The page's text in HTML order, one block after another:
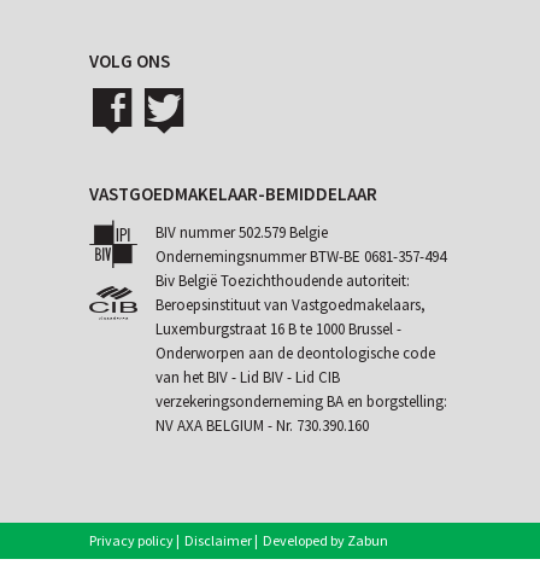
VOLG ONS
VASTGOEDMAKELAAR-BEMIDDELAAR
BIV nummer 502.579 Belgie
Ondernemingsnummer BTW-BE 0681-357-494
Biv België Toezichthoudende autoriteit:
Beroepsinstituut van Vastgoedmakelaars,
Luxemburgstraat 16 B te 1000 Brussel -
Onderworpen aan de deontologische code
van het BIV- Lid BIV - Lid CIB
verzekeringsonderneming BA en borgstelling:
NV AXA BELGIUM - Nr. 730.390.160
Privacy policy| Disclaimer| Developed by Zabun